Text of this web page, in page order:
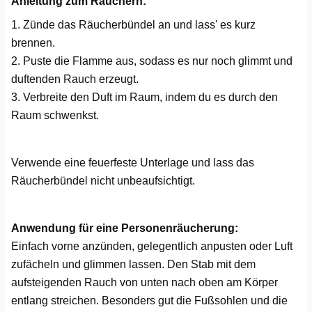
1. Zünde das Räucherbündel an und lass' es kurz
brennen.
2. Puste die Flamme aus, sodass es nur noch glimmt und
duftenden Rauch erzeugt.
3. Verbreite den Duft im Raum, indem du es durch den
Raum schwenkst.
Verwende eine feuerfeste Unterlage und lass das
Räucherbündel nicht unbeaufsichtigt.
Anwendung für eine Personenräucherung:
Einfach vorne anzünden, gelegentlich anpusten oder Luft
zufächeln und glimmen lassen. Den Stab mit dem
aufsteigenden Rauch von unten nach oben am Körper
entlang streichen. Besonders gut die Fußsohlen und die